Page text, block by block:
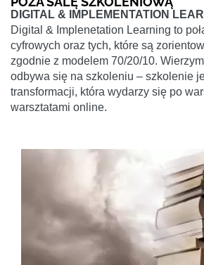
DIGITAL & IMPLEMENTATION
Digital & Implenetation Learning to
cyfrowych oraz tych, które są
zgodnie z modelem 70/20/10.
odbywa się na szkoleniu – szkolenie
transformacji, która wydarzy się po
warsztatami online.